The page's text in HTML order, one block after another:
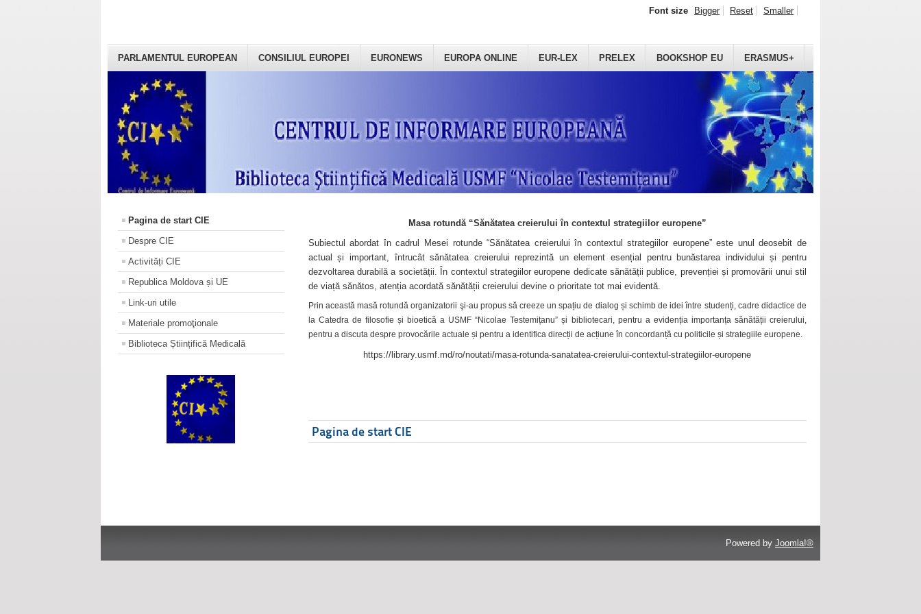
PARLAMENTUL EUROPEAN CONSILIUL EUROPEI EURONEWS EUROPA ONLINE EUR-LEX PRELEX BOOKSHOP EU ERASMUS+
Font size Bigger Reset Smaller
Pagina de start CIE
Despre CIE
Activități CIE
Republica Moldova și UE
Link-uri utile
Materiale promoţionale
Biblioteca Științifică Medicală
Masa rotundă “Sănătatea creierului în contextul strategiilor europene”
Subiectul abordat în cadrul Mesei rotunde “Sănătatea creierului în contextul strategiilor europene” este unul deosebit de
actual și important, întrucât sănătatea creierului reprezintă un element esențial pentru bunăstarea individului și pentru
dezvoltarea durabilă a societății. În contextul strategiilor europene dedicate sănătății publice, prevenției și promovării unui stil
de viață sănătos, atenția acordată sănătății creierului devine o prioritate tot mai evidentă.
Prin această masă rotundă organizatorii şi-au propus să creeze un spațiu de dialog și schimb de idei între studenți, cadre didactice de
la Catedra de filosofie și bioetică a USMF “Nicolae Testemițanu” și bibliotecari, pentru a evidenția importanța sănătății creierului,
pentru a discuta despre provocările actuale și pentru a identifica direcții de acțiune în concordanță cu politicile și strategiile europene.
https://library.usmf.md/ro/noutati/masa-rotunda-sanatatea-creierului-contextul-strategiilor-europene
Pagina de start CIE
Powered by Joomla!®